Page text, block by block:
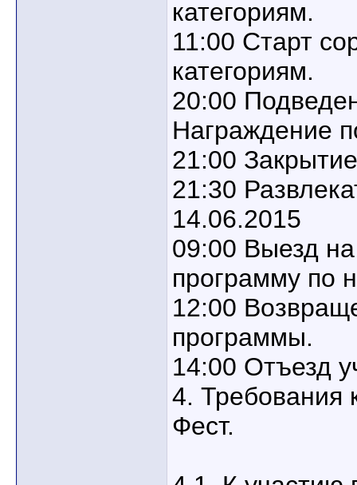
категориям.
11:00 Старт
категориям.
20:00
Награждение
21:00
21:30
14.06.2015
09:00 Выезд
программу по
12:00
программы.
14:00 Отъезд
4. Требования
Фест.